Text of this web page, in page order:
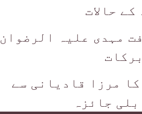
کے حالات
مہدی علیہ الرضوان
کا مرزا قادیانی سے
جائزہ